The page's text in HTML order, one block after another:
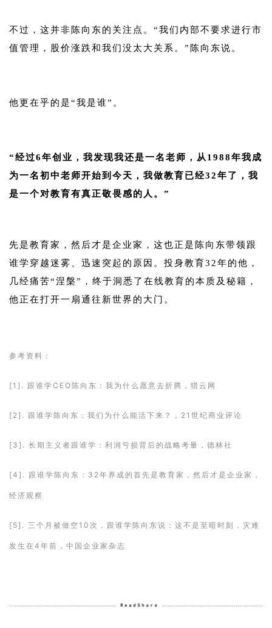
不过，这并非陈向东的关注点。“我们内部不要求进行市
值管理，股价涨跌和我们没太大关系。”陈向东说。
他更在乎的是“我是谁”。
“经过6年创业，我发现我还是一名老师，从1988年我成
为一名初中老师开始到今天，我做教育已经32年了，我
是一个对教育有真正敬畏感的人。”
先是教育家，然后才是企业家，这也正是陈向东带领跟
谁学穿越迷雾、迅速突起的原因。投身教育32年的他，
几经痛苦“涅槃”，终于洞悉了在线教育的本质及秘籍，
他正在打开一扇通往新世界的大门。
参考资料：
[1]. 跟谁学CEO陈向东：我为什么愿意去折腾，猎云网
[2]. 跟谁学陈向东：我们为什么能活下来？，21世纪商业评论
[3]. 长期主义者跟谁学：利润亏损背后的战略考量，德林社
[4]. 跟谁学陈向东：32年养成的首先是教育家，然后才是企业家，
经济观察
[5]. 三个月被做空10次，跟谁学陈向东说：这不是至暗时刻，灾难
发生在4年前，中国企业家杂志